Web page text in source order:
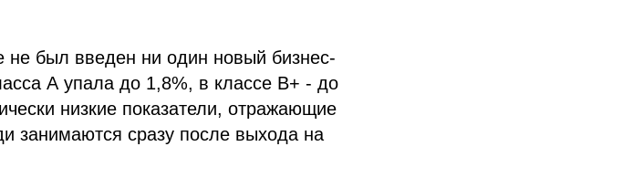
не был введен ни один новый бизнес-
А упала до 1,8%, в классе В+ - до
низкие показатели, отражающие
занимаются сразу после выхода на